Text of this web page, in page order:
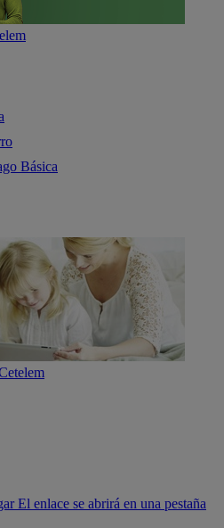
Básica
El enlace se abrirá en una pestaña